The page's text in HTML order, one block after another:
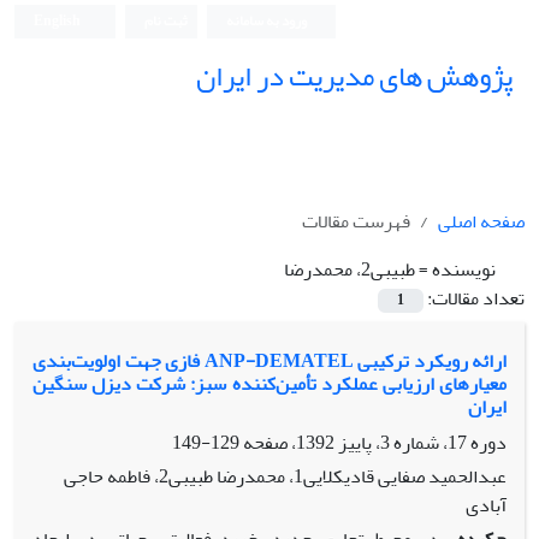
پژوهش های مدیریت در ایران
صفحه اصلی
فهرست مقالات
نویسنده =طبیبی2، محمدرضا
تعداد مقالات:
1
ارائه رویکرد ترکیبی ANP-DEMATEL فازی جهت اولویت‌بندی
معیارهای ارزیابی عملکرد تأمین‌کننده سبز: شرکت دیزل سنگین
ایران
دوره 17، شماره 3، پاییز 1392، صفحه
129-149
عبدالحمید صفایی قادیکلایی1، محمدرضا طبیبی2، فاطمه حاجی
آبادی